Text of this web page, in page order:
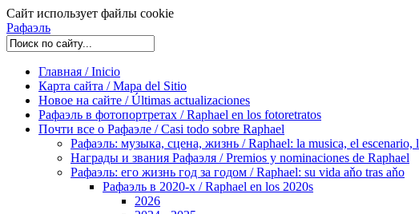
Сайт использует файлы cookie
Рафаэль
Главная / Inicio
Карта сайта / Mapa del Sitio
Новое на сайте / Últimas actualizaciones
Рафаэль в фотопортретах / Raphael en los fotoretratos
Почти все о Рафаэле / Casi todo sobre Raphael
Рафаэль: музыка, сцена, жизнь / Raphael: la musica, el escenario,
Награды и звания Рафаэля / Premios y nominaciones de Raphael
Рафаэль: его жизнь год за годом / Raphael: su vida aňo tras aňo
Рафаэль в 2020-х / Raphael en los 2020s
2026